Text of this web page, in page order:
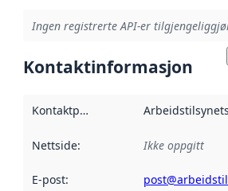
Ingen registrerte API-er
Kontaktinformasjon
Kontaktpunkt
Nettside: Ikke oppgitt
E-post: